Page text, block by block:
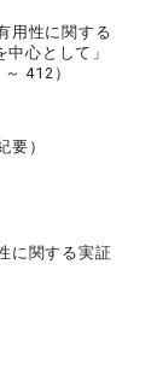
用性に関する
心として」
412）
要）
に関する実証